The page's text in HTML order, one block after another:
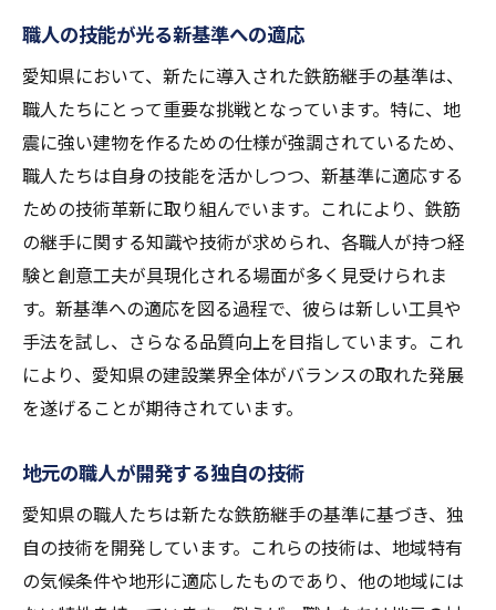
職人の技能が光る新基準への適応
愛知県において、新たに導入された鉄筋継手の基準は、
職人たちにとって重要な挑戦となっています。特に、地
震に強い建物を作るための仕様が強調されているため、
職人たちは自身の技能を活かしつつ、新基準に適応する
ための技術革新に取り組んでいます。これにより、鉄筋
の継手に関する知識や技術が求められ、各職人が持つ経
験と創意工夫が具現化される場面が多く見受けられま
す。新基準への適応を図る過程で、彼らは新しい工具や
手法を試し、さらなる品質向上を目指しています。これ
により、愛知県の建設業界全体がバランスの取れた発展
を遂げることが期待されています。
地元の職人が開発する独自の技術
愛知県の職人たちは新たな鉄筋継手の基準に基づき、独
自の技術を開発しています。これらの技術は、地域特有
の気候条件や地形に適応したものであり、他の地域には